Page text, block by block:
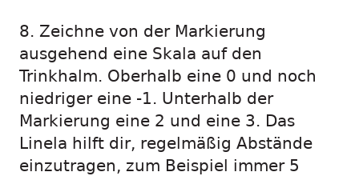
8. Zeichne von der Markierung
ausgehend eine Skala auf den
Trinkhalm. Oberhalb eine 0 und noch
niedriger eine -1. Unterhalb der
Markierung eine 2 und eine 3. Das
Linela hilft dir, regelmäßig Abstände
einzutragen, zum Beispiel immer 5